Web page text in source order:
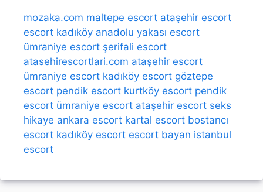
mozaka.com maltepe escort ataşehir escort
escort kadıköy anadolu yakası escort
ümraniye escort şerifali escort
atasehirescortlari.com ataşehir escort
ümraniye escort kadıköy escort göztepe
escort pendik escort kurtköy escort pendik
escort ümraniye escort ataşehir escort seks
hikaye ankara escort kartal escort bostancı
escort kadıköy escort escort bayan istanbul
escort